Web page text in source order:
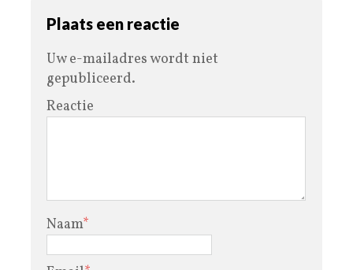
Plaats een reactie
Uw e-mailadres wordt niet
gepubliceerd.
Reactie
Naam*